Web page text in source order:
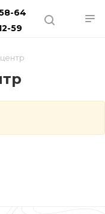
64
59